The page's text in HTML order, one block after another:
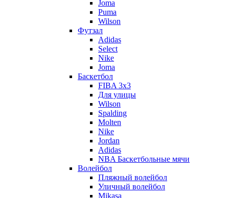
Joma
Puma
Wilson
Футзал
Adidas
Select
Nike
Joma
Баскетбол
FIBA 3x3
Для улицы
Wilson
Spalding
Molten
Nike
Jordan
Adidas
NBA Баскетбольные мячи
Волейбол
Пляжный волейбол
Уличный волейбол
Mikasa